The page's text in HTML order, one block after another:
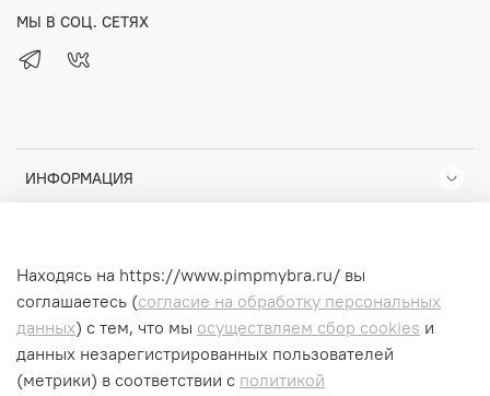
ИНФОРМАЦИЯ
ПОМОЩЬ
МЫ В СОЦ. СЕТЯХ
Находясь на https://www.pimpmybra.ru/ вы
соглашаетесь (согласие на обработку персональных
данных) с тем, что мы осуществляем сбор cookies и
данных незарегистрированных пользователей
(метрики) в соответствии с политикой